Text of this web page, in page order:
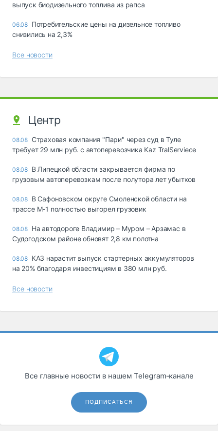
выпуск биодизельного топлива из рапса
06.08 Потребительские цены на дизельное топливо
снизились на 2,3%
Все новости
Центр
08.08 Страховая компания "Пари" через суд в Туле
требует 29 млн руб. с автоперевозчика Kaz TralServiece
08.08 В Липецкой области закрывается фирма по
грузовым автоперевозкам после полутора лет убытков
08.08 В Сафоновском округе Смоленской области на
трассе М-1 полностью выгорел грузовик
08.08 На автодороге Владимир – Муром – Арзамас в
Судогодском районе обновят 2,8 км полотна
08.08 КАЗ нарастит выпуск стартерных аккумуляторов
на 20% благодаря инвестициям в 380 млн руб.
Все новости
Все главные новости в нашем Telegram‑канале
ПОДПИСАТЬСЯ